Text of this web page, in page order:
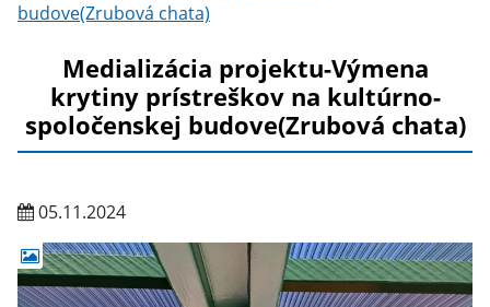
budove(Zrubová chata)
Medializácia projektu-Výmena
krytiny prístreškov na kultúrno-
spoločenskej budove(Zrubová chata)
05.11.2024